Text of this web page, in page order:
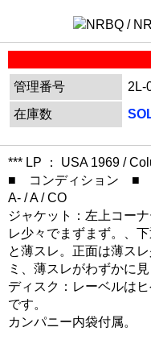
管理番号
2L-
在庫数
*** LP ： USA 1969 /
■ コンディション ■
A- / A / CO
ジャケット：左上コー
レ少々でまずまず。、
と薄スレ。正面は薄ス
ミ、薄スレがわずかに
ディスク：レーベルは
です。
カンパニー内袋付属。